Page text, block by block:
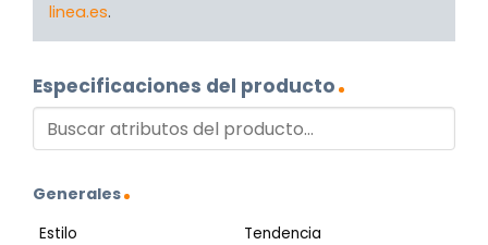
linea.es.
Especificaciones del producto
Generales
Estilo
Tendencia